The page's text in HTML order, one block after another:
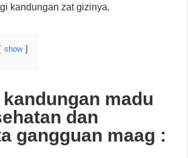
kandungan zat gizinya.
show
madu
dan
gangguan maag :